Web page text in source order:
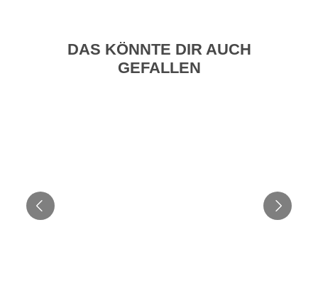
DAS KÖNNTE DIR AUCH
GEFALLEN